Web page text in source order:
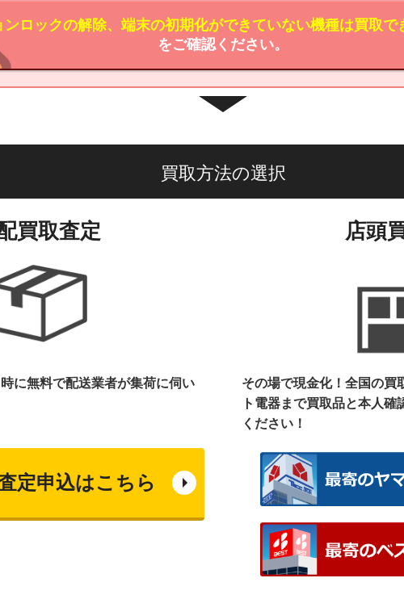
ンロックの解除、端末の初期化ができていない機種は買取で
をご確認ください。
買取方法の選択
買取査定
に無料で配送業者が集荷に伺い
定申込はこちら
店頭
その場で現金化！全国の買
ト電器まで買取品と本人確
ください！